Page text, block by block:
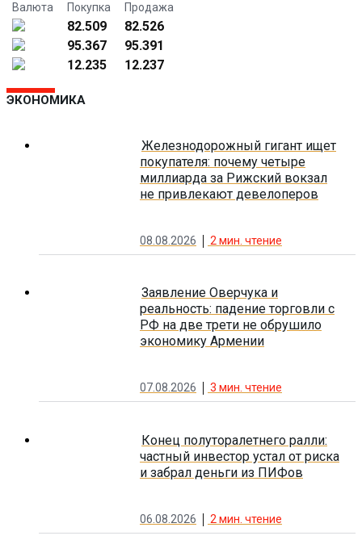
Валюта Покупка Продажа
82.509
82.526
95.367
95.391
12.235
12.237
ЭКОНОМИКА
Железнодорожный гигант ищет
покупателя: почему четыре
миллиарда за Рижский вокзал
не привлекают девелоперов
08.08.2026 2 мин. чтение
Заявление Оверчука и
реальность: падение торговли с
РФ на две трети не обрушило
экономику Армении
07.08.2026 3 мин. чтение
Конец полуторалетнего ралли:
частный инвестор устал от риска
и забрал деньги из ПИФов
06.08.2026 2 мин. чтение